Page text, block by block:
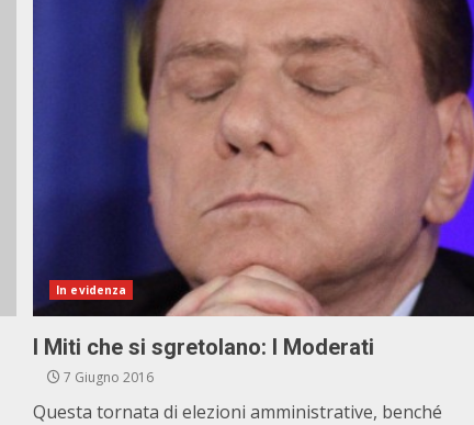
In evidenza
I Miti che si sgretolano: I Moderati
7 Giugno 2016
Questa tornata di elezioni amministrative, benché